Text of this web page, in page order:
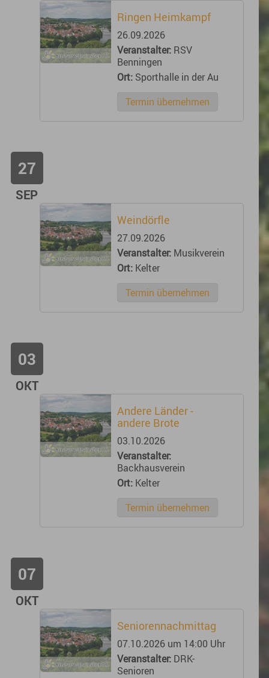
Ringen Heimkampf
26.09.2026
Veranstalter: RSV
Benningen
Ort: Sporthalle in der Au
Termin übernehmen
27
SEP
Weindörfle
27.09.2026
Veranstalter: Musikverein
Ort: Kelter
Termin übernehmen
03
OKT
Andere Länder -
andere Brote
03.10.2026
Veranstalter:
Backhausverein
Ort: Kelter
Termin übernehmen
07
OKT
Seniorennachmittag
07.10.2026 um 14:00 Uhr
Veranstalter: DRK-
Senioren